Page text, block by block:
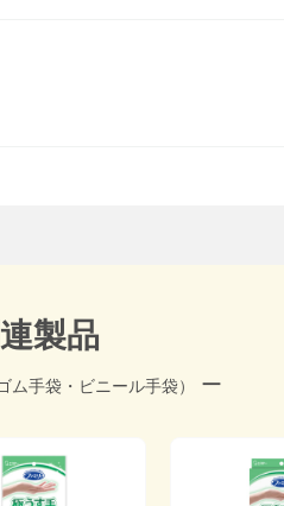
製品
ゴム手袋・ビニール手袋） ー